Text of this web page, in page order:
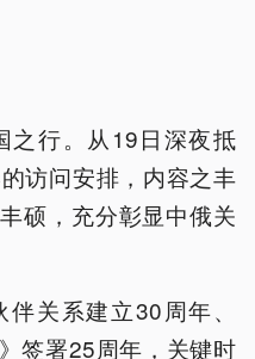
之行。从19日深夜抵
访问安排，内容之丰
硕，充分彰显中俄关
关系建立30周年、
签署25周年，关键时